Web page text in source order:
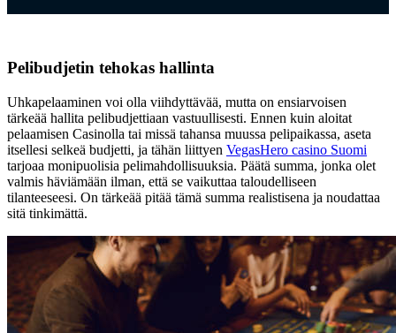
Pelibudjetin tehokas hallinta
Uhkapelaaminen voi olla viihdyttävää, mutta on ensiarvoisen
tärkeää hallita pelibudjettiaan vastuullisesti. Ennen kuin aloitat
pelaamisen Casinolla tai missä tahansa muussa pelipaikassa, aseta
itsellesi selkeä budjetti, ja tähän liittyen VegasHero casino Suomi
tarjoaa monipuolisia pelimahdollisuuksia. Päätä summa, jonka olet
valmis häviämään ilman, että se vaikuttaa taloudelliseen
tilanteeseesi. On tärkeää pitää tämä summa realistisena ja noudattaa
sitä tinkimättä.